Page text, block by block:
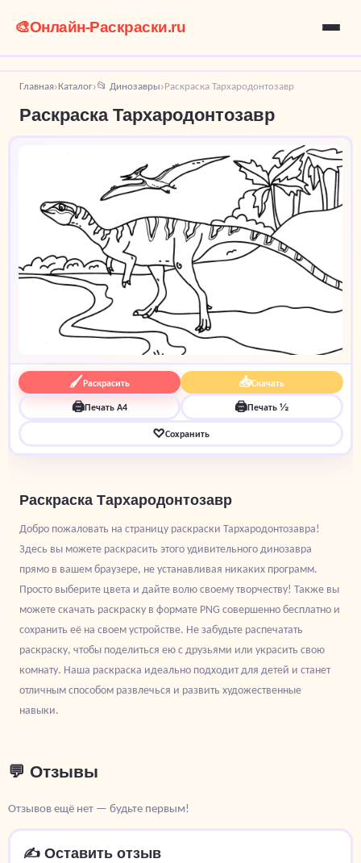
🎨Онлайн-Раскраски.ru
Главная›Каталог›📂 Динозавры›Раскраска Тархародонтозавр
Раскраска Тархародонтозавр
🖌Раскрасить 📥Скачать
🖨Печать A4 🖨Печать ½
♡Сохранить
Раскраска Тархародонтозавр
Добро пожаловать на страницу раскраски Тархародонтозавра!
Здесь вы можете раскрасить этого удивительного динозавра
прямо в вашем браузере, не устанавливая никаких программ.
Просто выберите цвета и дайте волю своему творчеству! Также вы
можете скачать раскраску в формате PNG совершенно бесплатно и
сохранить её на своем устройстве. Не забудьте распечатать
раскраску, чтобы поделиться ею с друзьями или украсить свою
комнату. Наша раскраска идеально подходит для детей и станет
отличным способом развлечься и развить художественные
навыки.
💬 Отзывы
Отзывов ещё нет — будьте первым!
✍️ Оставить отзыв